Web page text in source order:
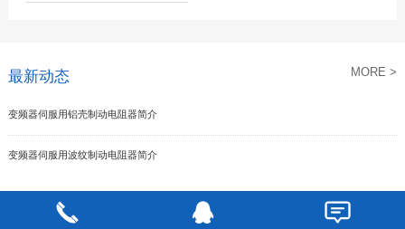
最新动态 MORE >
变频器伺服用铝壳制动电阻器简介
变频器伺服用波纹制动电阻器简介